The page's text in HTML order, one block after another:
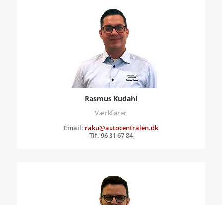
Rasmus Kudahl
Værkfører
Email: raku@autocentralen.dk
Tlf. 96 31 67 84